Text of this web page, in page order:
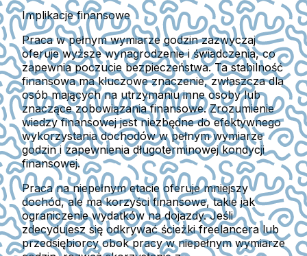
Implikacje finansowe
Praca w pełnym wymiarze godzin zazwyczaj
oferuje wyższe wynagrodzenie i świadczenia, co
zapewnia poczucie bezpieczeństwa. Ta stabilność
finansowa ma kluczowe znaczenie, zwłaszcza dla
osób mających na utrzymaniu inne osoby lub
znaczące zobowiązania finansowe. Zrozumienie
wiedzy finansowej jest niezbędne do efektywnego
wykorzystania dochodów w pełnym wymiarze
godzin i zapewnienia długoterminowej kondycji
finansowej.
Praca na niepełnym etacie oferuje mniejszy
dochód, ale ma korzyści finansowe, takie jak
ograniczenie wydatków na dojazdy. Jeśli
zdecydujesz się odkrywać ścieżki freelancera lub
przedsiębiorcy obok pracy w niepełnym wymiarze